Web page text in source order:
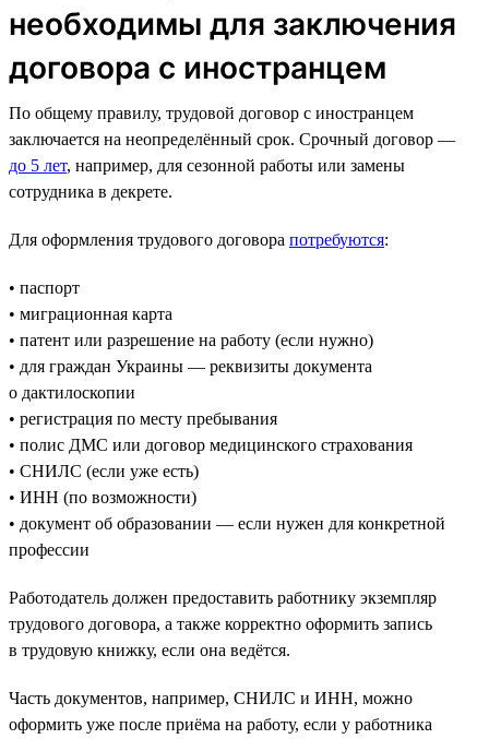
необходимы для заключения
договора с иностранцем
По общему правилу, трудовой договор с иностранцем
заключается на неопределённый срок. Срочный договор —
до 5 лет, например, для сезонной работы или замены
сотрудника в декрете.
Для оформления трудового договора потребуются:
• паспорт
• миграционная карта
• патент или разрешение на работу (если нужно)
• для граждан Украины — реквизиты документа
о дактилоскопии
• регистрация по месту пребывания
• полис ДМС или договор медицинского страхования
• СНИЛС (если уже есть)
• ИНН (по возможности)
• документ об образовании — если нужен для конкретной
профессии
Работодатель должен предоставить работнику экземпляр
трудового договора, а также корректно оформить запись
в трудовую книжку, если она ведётся.
Часть документов, например, СНИЛС и ИНН, можно
оформить уже после приёма на работу, если у работника